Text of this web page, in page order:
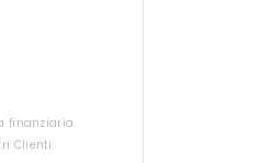
finanziaria.
Clienti.